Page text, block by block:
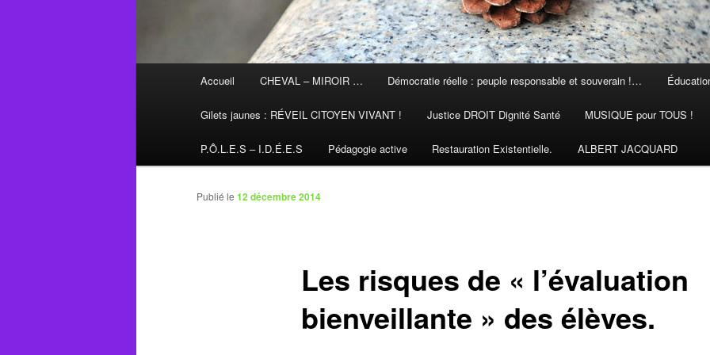
Accueil CHEVAL – MIROIR … Démocratie réelle : peuple responsable et souverain !…
Gilets jaunes : RÉVEIL CITOYEN VIVANT ! Justice DROIT Dignité Santé MUSIQUE pour TOUS !
P.Ô.L.E.S – I.D.É.E.S Pédagogie active Restauration Existentielle. ALBERT JACQUARD
Les risques de « l’évaluation
bienveillante » des élèves.
Publié le 12 décembre 2014